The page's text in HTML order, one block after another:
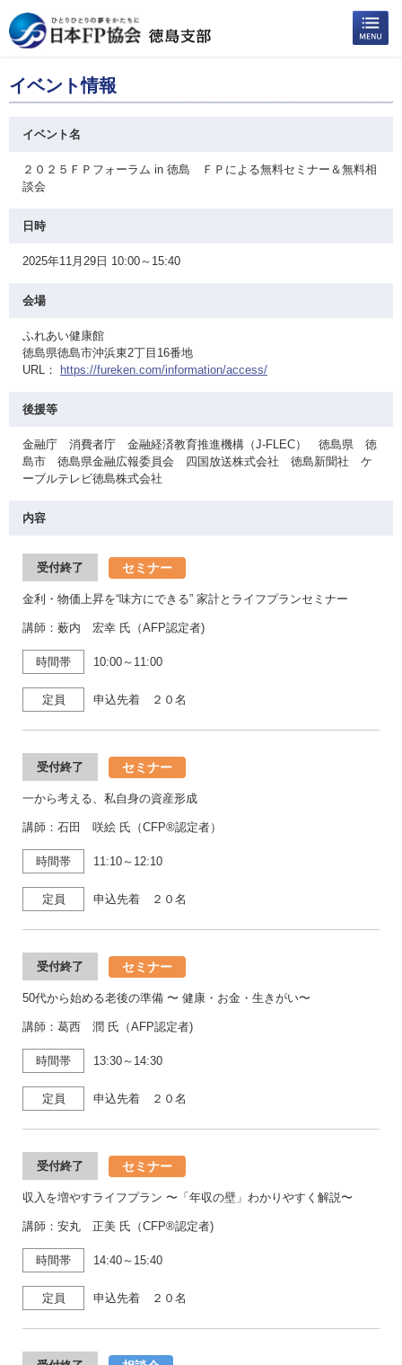
イベント情報
イベント名
２０２５ＦＰフォーラム in 徳島 ＦＰによる無料セミナー＆無料相
談会
日時
2025年11月29日 10:00～15:40
会場
ふれあい健康館
徳島県徳島市沖浜東2丁目16番地
URL：
https://fureken.com/information/access/
後援等
金融庁 消費者庁 金融経済教育推進機構（J-FLEC） 徳島県 徳
島市 徳島県金融広報委員会 四国放送株式会社 徳島新聞社 ケ
ーブルテレビ徳島株式会社
内容
受付終了 セミナー
金利・物価上昇を“味方にできる” 家計とライフプランセミナー
講師：薮内 宏幸 氏（AFP認定者)
時間帯 10:00～11:00
定員 申込先着 ２０名
受付終了 セミナー
一から考える、私自身の資産形成
講師：石田 咲絵 氏（CFP®認定者）
時間帯 11:10～12:10
定員 申込先着 ２０名
受付終了 セミナー
50代から始める老後の準備 〜 健康・お金・生きがい〜
講師：葛西 潤 氏（AFP認定者)
時間帯 13:30～14:30
定員 申込先着 ２０名
受付終了 セミナー
収入を増やすライフプラン 〜「年収の壁」わかりやすく解説〜
講師：安丸 正美 氏（CFP®認定者)
時間帯 14:40～15:40
定員 申込先着 ２０名